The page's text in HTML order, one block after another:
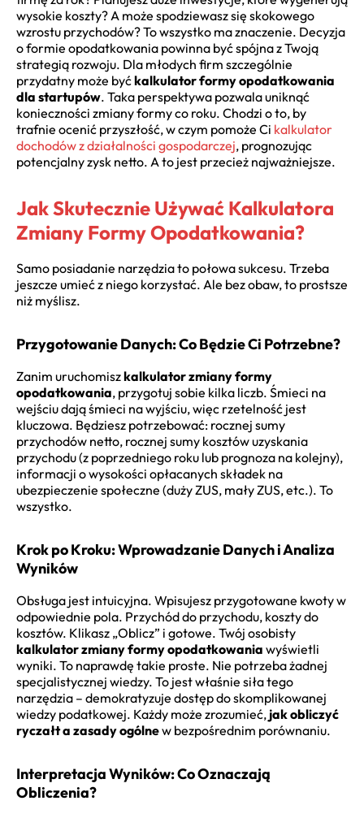
wysokie koszty? A może spodziewasz się skokowego
wzrostu przychodów? To wszystko ma znaczenie. Decyzja
o formie opodatkowania powinna być spójna z Twoją
strategią rozwoju. Dla młodych firm szczególnie
przydatny może byćkalkulator formy opodatkowania
dla startupów. Taka perspektywa pozwala uniknąć
konieczności zmiany formy co roku. Chodzi o to, by
trafnie ocenić przyszłość, w czym pomoże Ci kalkulator
dochodów z działalności gospodarczej, prognozując
potencjalny zysk netto. A to jest przecież najważniejsze.
Jak Skutecznie Używać Kalkulatora
Zmiany Formy Opodatkowania?
Samo posiadanie narzędzia to połowa sukcesu. Trzeba
jeszcze umieć z niego korzystać. Ale bez obaw, to prostsze
niż myślisz.
Przygotowanie Danych: Co Będzie Ci Potrzebne?
Zanim uruchomiszkalkulator zmiany formy
opodatkowania, przygotuj sobie kilka liczb. Śmieci na
wejściu dają śmieci na wyjściu, więc rzetelność jest
kluczowa. Będziesz potrzebować: rocznej sumy
przychodów netto, rocznej sumy kosztów uzyskania
przychodu (z poprzedniego roku lub prognoza na kolejny),
informacji o wysokości opłacanych składek na
ubezpieczenie społeczne (duży ZUS, mały ZUS, etc.). To
wszystko.
Krok po Kroku: Wprowadzanie Danych i Analiza
Wyników
Obsługa jest intuicyjna. Wpisujesz przygotowane kwoty w
odpowiednie pola. Przychód do przychodu, koszty do
kosztów. Klikasz „Oblicz” i gotowe. Twój osobisty
kalkulator zmiany formy opodatkowania wyświetli
wyniki. To naprawdę takie proste. Nie potrzeba żadnej
specjalistycznej wiedzy. To jest właśnie siła tego
narzędzia – demokratyzuje dostęp do skomplikowanej
wiedzy podatkowej. Każdy może zrozumieć, jak obliczyć
ryczałt a zasady ogólnew bezpośrednim porównaniu.
Interpretacja Wyników: Co Oznaczają
Obliczenia?